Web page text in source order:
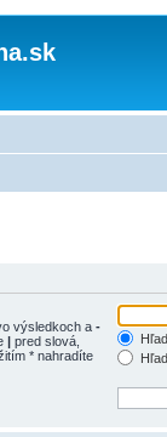
výsledkoch a -
| pred slová,
* nahradíte